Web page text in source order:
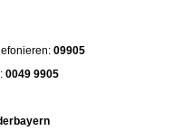
09905
0049 9905